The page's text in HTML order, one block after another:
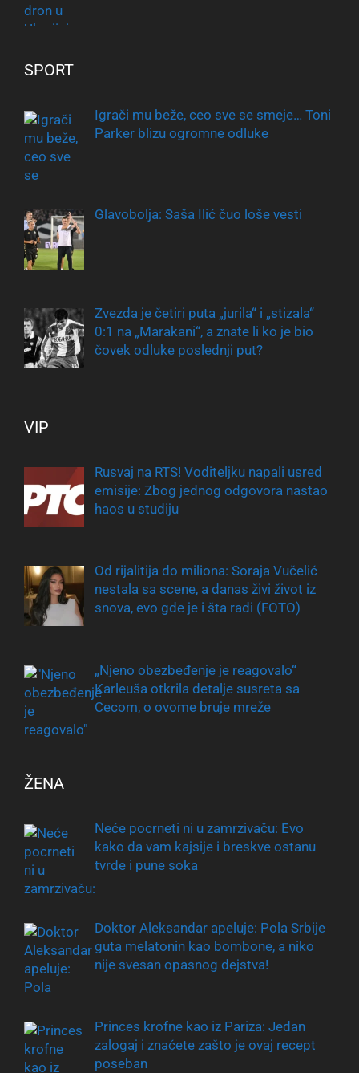
SPORT
Igrači mu beže, ceo sve se smeje… Toni
Parker blizu ogromne odluke
Glavobolja: Saša Ilić čuo loše vesti
Zvezda je četiri puta „jurila“ i „stizala“
0:1 na „Marakani“, a znate li ko je bio
čovek odluke poslednji put?
VIP
Rusvaj na RTS! Voditeljku napali usred
emisije: Zbog jednog odgovora nastao
haos u studiju
Od rijalitija do miliona: Soraja Vučelić
nestala sa scene, a danas živi život iz
snova, evo gde je i šta radi (FOTO)
„Njeno obezbeđenje je reagovalo“
Karleuša otkrila detalje susreta sa
Cecom, o ovome bruje mreže
ŽENA
Neće pocrneti ni u zamrzivaču: Evo
kako da vam kajsije i breskve ostanu
tvrde i pune soka
Doktor Aleksandar apeluje: Pola Srbije
guta melatonin kao bombone, a niko
nije svesan opasnog dejstva!
Princes krofne kao iz Pariza: Jedan
zalogaj i znaćete zašto je ovaj recept
poseban